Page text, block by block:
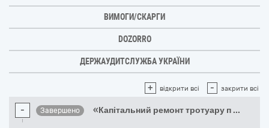
ВИМОГИ/СКАРГИ
DOZORRO
ДЕРЖАУДИТСЛУЖБА УКРАЇНИ
+ відкрити всі - закрити всі
- Завершено «Капітальний ремонт тротуару п ...